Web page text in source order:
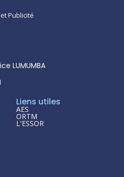
Publicité
LUMUMBA
Liens utiles
AES
ORTM
L'ESSOR